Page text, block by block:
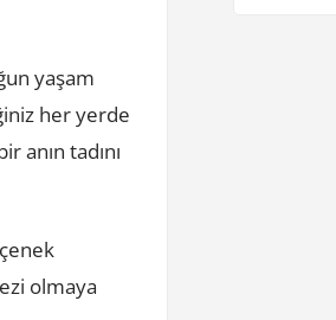
yaşam
her yerde
anın tadını
olmaya